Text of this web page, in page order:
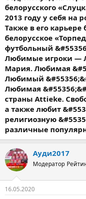
белорусского
2013 году у себя на
Также в его
белорусское
футбольный
Любимые игроки —
Мария. Любимая
Любимый
Любимая
страны Attieke.
а также любит
религиозную
различные
Ауди2017
Модератор
16.05.2020